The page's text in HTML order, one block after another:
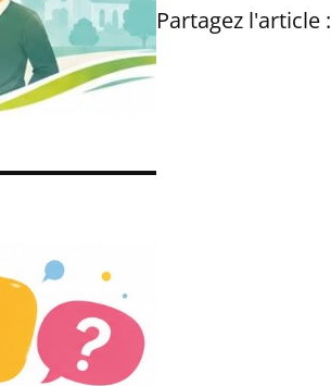
Partagez l'article :